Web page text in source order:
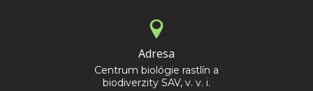
Adresa
Centrum biológie rastlín a
biodiverzity SAV, v. v. i.